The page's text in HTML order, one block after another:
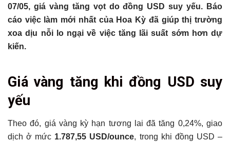
07/05, giá vàng tăng vọt do đồng USD suy yếu. Báo
cáo việc làm mới nhất của Hoa Kỳ đã giúp thị trường
xoa dịu nỗi lo ngại về việc tăng lãi suất sớm hơn dự
kiến.
Giá vàng tăng khi đồng USD suy yếu
Giá vàng tăng khi đồng USD suy
yếu
Theo đó, giá vàng kỳ hạn tương lai đã tăng 0,24%, giao
dịch ở mức 1.787,55 USD/ounce, trong khi đồng USD –